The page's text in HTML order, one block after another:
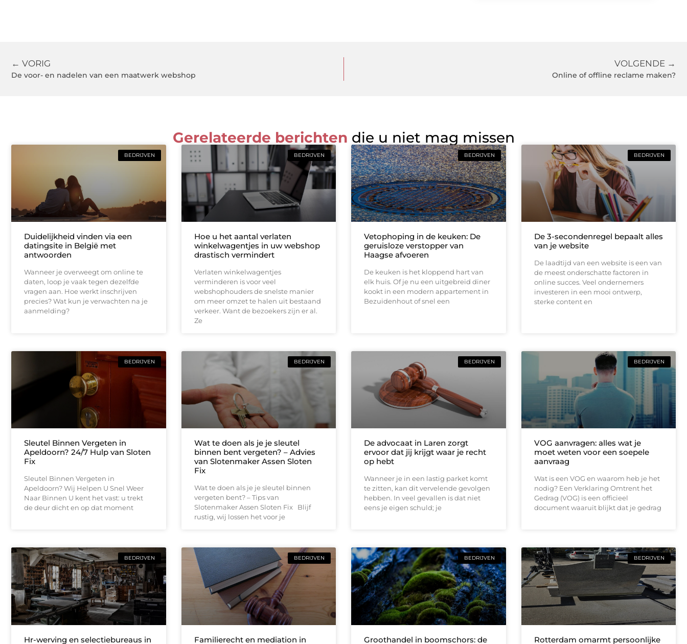
← VORIG
De voor- en nadelen van een maatwerk webshop
VOLGENDE →
Online of offline reclame maken?
Gerelateerde berichten die u niet mag missen
BEDRIJVEN
Duidelijkheid vinden via een
datingsite in België met
antwoorden
Wanneer je overweegt om online te
daten, loop je vaak tegen dezelfde
vragen aan. Hoe werkt inschrijven
precies? Wat kun je verwachten na je
aanmelding?
BEDRIJVEN
Hoe u het aantal verlaten
winkelwagentjes in uw webshop
drastisch vermindert
Verlaten winkelwagentjes
verminderen is voor veel
webshophouders de snelste manier
om meer omzet te halen uit bestaand
verkeer. Want de bezoekers zijn er al.
Ze
BEDRIJVEN
Vetophoping in de keuken: De
geruisloze verstopper van
Haagse afvoeren
De keuken is het kloppend hart van
elk huis. Of je nu een uitgebreid diner
kookt in een modern appartement in
Bezuidenhout of snel een
BEDRIJVEN
De 3-secondenregel bepaalt alles
van je website
De laadtijd van een website is een van
de meest onderschatte factoren in
online succes. Veel ondernemers
investeren in een mooi ontwerp,
sterke content en
BEDRIJVEN
Sleutel Binnen Vergeten in
Apeldoorn? 24/7 Hulp van Sloten
Fix
Sleutel Binnen Vergeten in
Apeldoorn? Wij Helpen U Snel Weer
Naar Binnen U kent het vast: u trekt
de deur dicht en op dat moment
BEDRIJVEN
Wat te doen als je je sleutel
binnen bent vergeten? – Advies
van Slotenmaker Assen Sloten
Fix
Wat te doen als je je sleutel binnen
vergeten bent? – Tips van
Slotenmaker Assen Sloten Fix Blijf
rustig, wij lossen het voor je
BEDRIJVEN
De advocaat in Laren zorgt
ervoor dat jij krijgt waar je recht
op hebt
Wanneer je in een lastig parket komt
te zitten, kan dit vervelende gevolgen
hebben. In veel gevallen is dat niet
eens je eigen schuld; je
BEDRIJVEN
VOG aanvragen: alles wat je
moet weten voor een soepele
aanvraag
Wat is een VOG en waarom heb je het
nodig? Een Verklaring Omtrent het
Gedrag (VOG) is een officieel
document waaruit blijkt dat je gedrag
BEDRIJVEN
Hr-werving en selectiebureaus in
BEDRIJVEN
Familierecht en mediation in
BEDRIJVEN
Groothandel in boomschors: de
BEDRIJVEN
Rotterdam omarmt persoonlijke